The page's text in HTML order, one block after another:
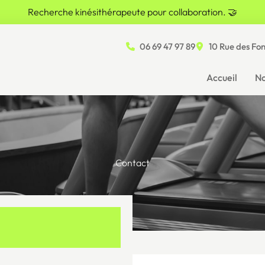
Recherche kinésithérapeute pour collaboration. 🤝
Accueil
06 69 47 97 89 10 Rue des
Contact